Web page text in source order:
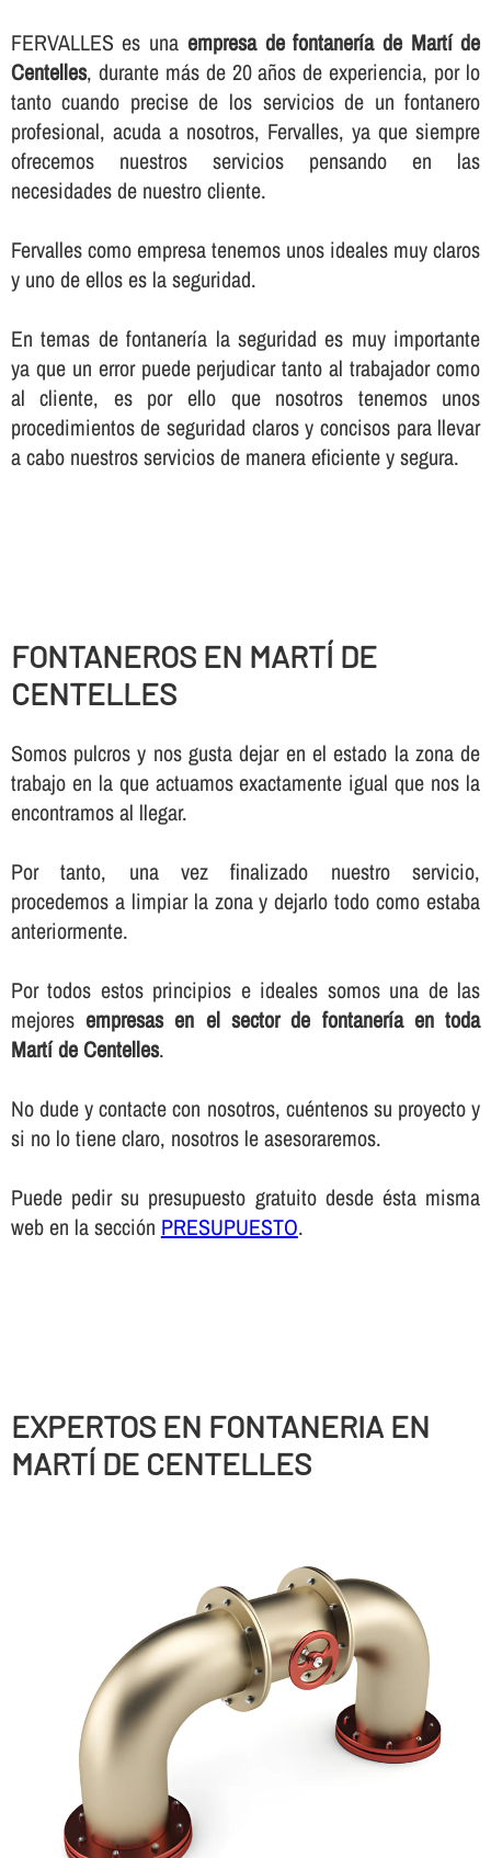
FERVALLES es una empresa de fontanerí­a de Martí de
Centelles, durante más de 20 años de experiencia, por lo
tanto cuando precise de los servicios de un fontanero
profesional, acuda a nosotros, Fervalles, ya que siempre
ofrecemos nuestros servicios pensando en las
necesidades de nuestro cliente.
Fervalles como empresa tenemos unos ideales muy claros
y uno de ellos es la seguridad.
En temas de fontanerí­a la seguridad es muy importante
ya que un error puede perjudicar tanto al trabajador como
al cliente, es por ello que nosotros tenemos unos
procedimientos de seguridad claros y concisos para llevar
a cabo nuestros servicios de manera eficiente y segura.
FONTANEROS EN MARTÍ DE
CENTELLES
Somos pulcros y nos gusta dejar en el estado la zona de
trabajo en la que actuamos exactamente igual que nos la
encontramos al llegar.
Por tanto, una vez finalizado nuestro servicio,
procedemos a limpiar la zona y dejarlo todo como estaba
anteriormente.
Por todos estos principios e ideales somos una de las
mejoresempresas en el sector de fontanerí­a en toda
Martí de Centelles.
No dude y contacte con nosotros, cuéntenos su proyecto y
si no lo tiene claro, nosotros le asesoraremos.
Puede pedir su presupuesto gratuito desde ésta misma
web en la sección PRESUPUESTO.
EXPERTOS EN FONTANERIA EN
MARTÍ DE CENTELLES